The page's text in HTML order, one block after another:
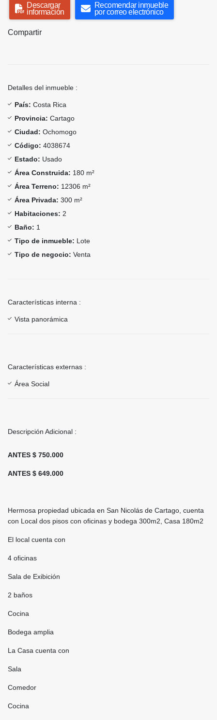
Descargar
información
Recomendar inmueble
por correo electrónico
Compartir
Detalles del inmueble :
País: Costa Rica
Provincia: Cartago
Ciudad: Ochomogo
Código: 4038674
Estado: Usado
Área Construida: 180 m²
Área Terreno: 12306 m²
Área Privada: 300 m²
Habitaciones: 2
Baño: 1
Tipo de inmueble: Lote
Tipo de negocio: Venta
Características interna :
Vista panorámica
Características externas :
Área Social
Descripción Adicional :
ANTES $ 750.000
ANTES $ 649.000
Hermosa propiedad ubicada en San Nicolás de Cartago, cuenta
con Local dos pisos con oficinas y bodega 300m2, Casa 180m2
El local cuenta con
4 oficinas
Sala de Exibición
2 baños
Cocina
Bodega amplia
La Casa cuenta con
Sala
Comedor
Cocina